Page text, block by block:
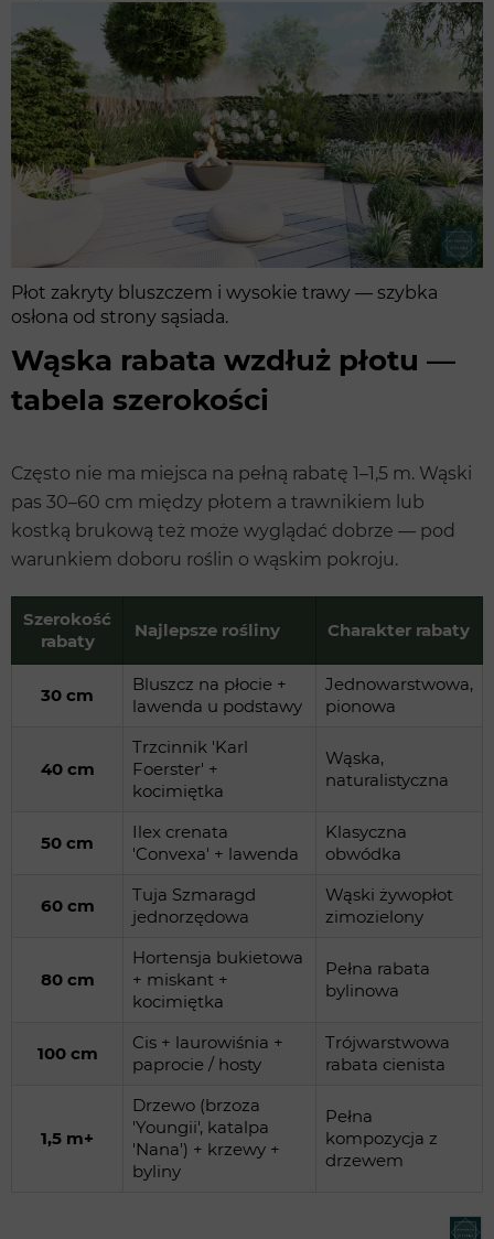
Płot zakryty bluszczem i wysokie trawy — szybka
osłona od strony sąsiada.
Wąska rabata wzdłuż płotu —
tabela szerokości
Często nie ma miejsca na pełną rabatę 1–1,5 m. Wąski
pas 30–60 cm między płotem a trawnikiem lub
kostką brukową też może wyglądać dobrze — pod
warunkiem doboru roślin o wąskim pokroju.
Szerokość
rabaty
Najlepsze rośliny Charakter rabaty
30 cm
Bluszcz na płocie +
lawenda u podstawy
Jednowarstwowa,
pionowa
40 cm
Trzcinnik 'Karl
Foerster' +
kocimiętka
Wąska,
naturalistyczna
50 cm
Ilex crenata
'Convexa' + lawenda
Klasyczna
obwódka
60 cm
Tuja Szmaragd
jednorzędowa
Wąski żywopłot
zimozielony
80 cm
Hortensja bukietowa
+ miskant +
kocimiętka
Pełna rabata
bylinowa
100 cm
Cis + laurowiśnia +
paprocie / hosty
Trójwarstwowa
rabata cienista
1,5 m+
Drzewo (brzoza
'Youngii', katalpa
'Nana') + krzewy +
byliny
Pełna
kompozycja z
drzewem